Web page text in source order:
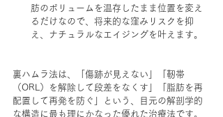
肪のボリュームを温存したまま位置を変え
るだけなので、将来的な窪みリスクを抑
え、ナチュラルなエイジングを叶えます。
裏ハムラ法は、「傷跡が見えない」「靭帯
（ORL）を解除して段差をなくす」「脂肪を再
配置して再発を防ぐ」という、目元の解剖学的
な構造に最も理にかなった優れた治療法です。